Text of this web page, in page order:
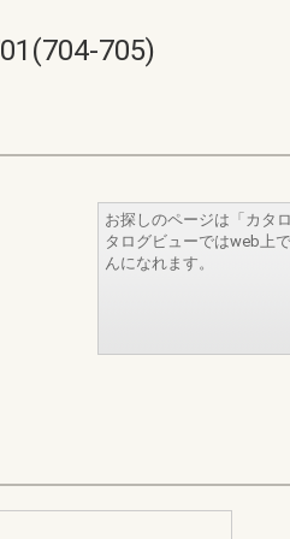
705)
お探しのページは「カタ
タログビューではweb上
んになれます。